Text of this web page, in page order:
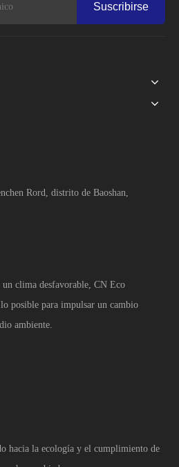
Suscribirse
Rord, distrito de Baoshan,
clima desfavorable, CN Eco
posible para impulsar un cambio
ambiente.
hacia la ecología y el cumplimiento de